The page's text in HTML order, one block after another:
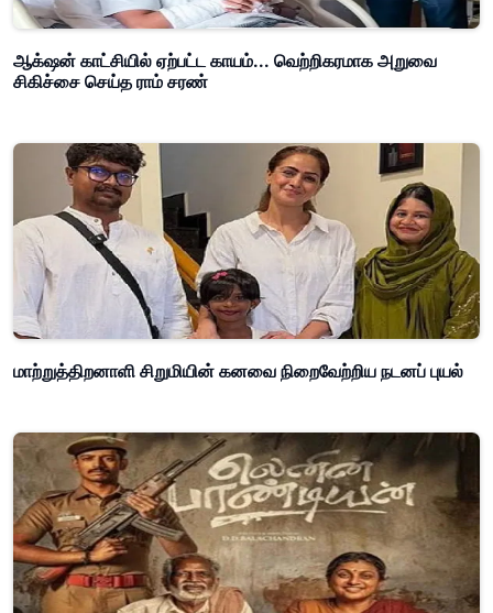
ஆக்‌ஷன் காட்சியில் ஏற்பட்ட காயம்... வெற்றிகரமாக அறுவை
சிகிச்சை செய்த ராம் சரண்
மாற்றுத்திறனாளி சிறுமியின் கனவை நிறைவேற்றிய நடனப் புயல்